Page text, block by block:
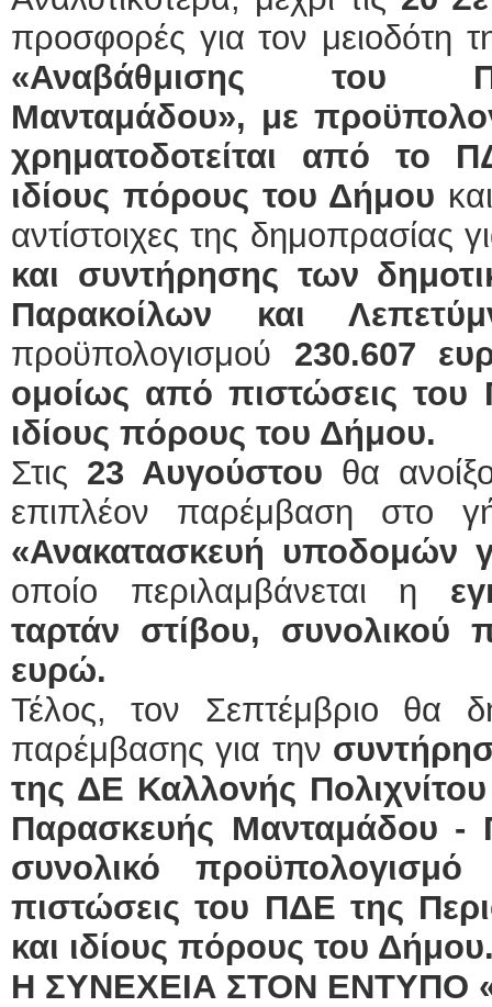
προσφορές για τον μειοδότη
«Αναβάθμισης του
Μανταμάδου», με
χρηματοδοτείται από το
ιδίους πόρους του Δήμου
αντίστοιχες της δημοπρασίας
και συντήρησης των
Παρακοίλων και
προϋπολογισμού 230.607
ομοίως από πιστώσεις του
ιδίους πόρους του Δήμου.
Στις 23 Αυγούστου θα
επιπλέον παρέμβαση στο
«Ανακατασκευή υποδομών
οποίο περιλαμβάνεται η
ταρτάν στίβου, συνολικού
ευρώ.
Τέλος, τον Σεπτέμβριο θα
παρέμβασης για την
της ΔΕ Καλλονής
Παρασκευής Μανταμάδου -
συνολικό
πιστώσεις του ΠΔΕ της
και ιδίους πόρους του
Η ΣΥΝΕΧΕΙΑ ΣΤΟΝ ΕΝΤΥΠΟ